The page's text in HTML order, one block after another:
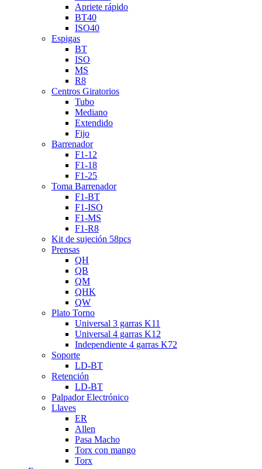
Apriete rápido
BT40
ISO40
Espigas
BT
ISO
MS
R8
Centros Giratorios
Tubo
Mediano
Extendido
Fijo
Barrenador
F1-12
F1-18
F1-25
Toma Barrenador
F1-BT
F1-ISO
F1-MS
F1-R8
Kit de sujeción 58pcs
Prensas
QH
QB
QM
QHK
QW
Plato Torno
Universal 3 garras K11
Universal 4 garras K12
Independiente 4 garras K72
Soporte
LD-BT
Retención
LD-BT
Palpador Electrónico
Llaves
ER
Allen
Pasa Macho
Torx con mango
Torx